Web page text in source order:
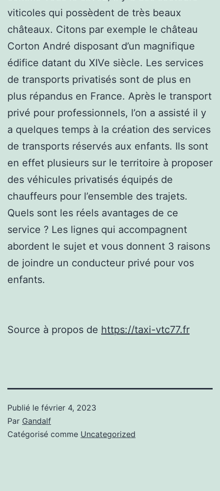
viticoles qui possèdent de très beaux
châteaux. Citons par exemple le château
Corton André disposant d’un magnifique
édifice datant du XIVe siècle. Les services
de transports privatisés sont de plus en
plus répandus en France. Après le transport
privé pour professionnels, l’on a assisté il y
a quelques temps à la création des services
de transports réservés aux enfants. Ils sont
en effet plusieurs sur le territoire à proposer
des véhicules privatisés équipés de
chauffeurs pour l’ensemble des trajets.
Quels sont les réels avantages de ce
service ? Les lignes qui accompagnent
abordent le sujet et vous donnent 3 raisons
de joindre un conducteur privé pour vos
enfants.
Source à propos de https://taxi-vtc77.fr
Publié le février 4, 2023
Par Gandalf
Catégorisé comme Uncategorized